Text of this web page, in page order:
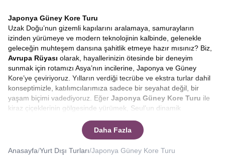
Japonya Güney Kore Turu
Uzak Doğu’nun gizemli kapılarını aralamaya, samurayların
izinden yürümeye ve modern teknolojinin kalbinde, gelenekle
geleceğin muhteşem dansına şahitlik etmeye hazır mısınız? Biz,
Avrupa Rüyası olarak, hayallerinizin ötesinde bir deneyim
sunmak için rotamızı Asya’nın incilerine, Japonya ve Güney
Kore’ye çeviriyoruz. Yılların verdiği tecrübe ve ekstra turlar dahil
konseptimizle, katılımcılarımıza sadece bir seyahat değil, bir
yaşam biçimi vadediyoruz. Eğer Japonya Güney Kore Turu ile
kiraz çiçeklerinin gölgesinde yürümek, Seul’un dinamik
isterseniz, doğru yerdesiniz.Japonya turları, Güney Kore
düzenleyen Avrupa Rüyası uzak doğunun kalbine sizleri de
götürebilir.
Daha Fazla
Anasayfa/Yurt Dışı Turları/Japonya Güney Kore Turu